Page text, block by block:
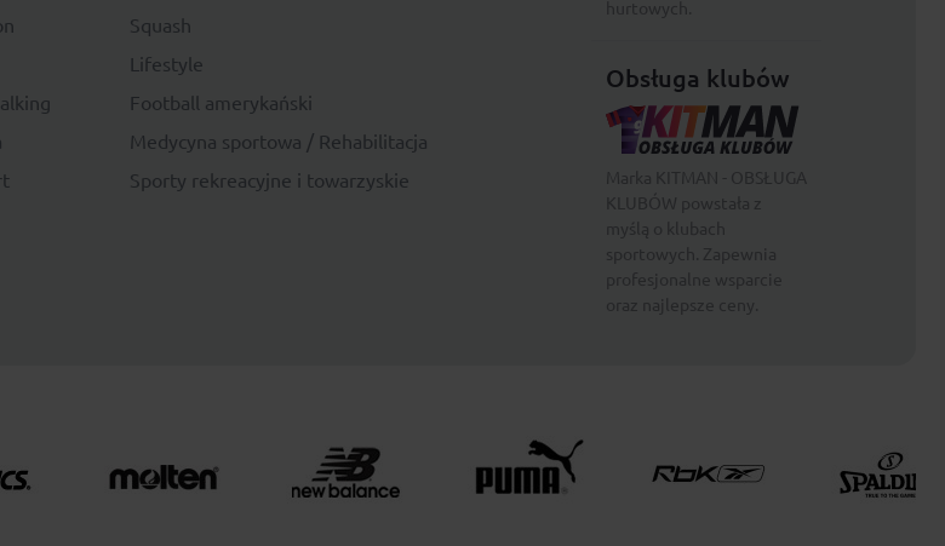
Squash
Lifestyle
Football amerykański
Medycyna sportowa / Rehabilitacja
Sporty rekreacyjne i towarzyskie
Obsługa klubów